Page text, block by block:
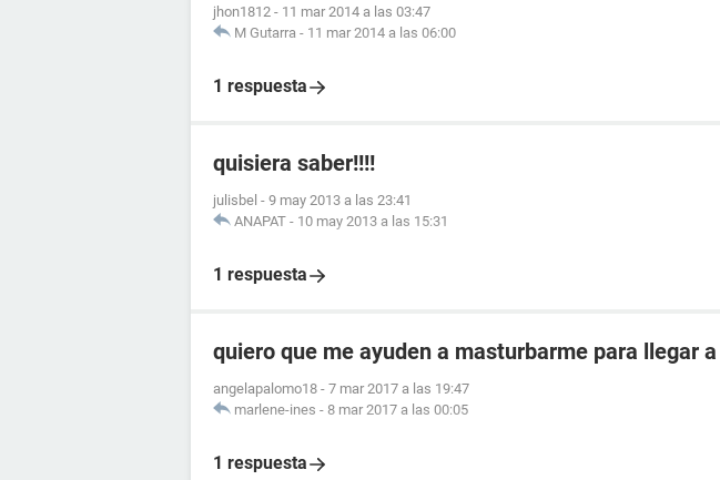
jhon1812 - 11 mar 2014 a las 03:47
M Gutarra - 11 mar 2014 a las 06:00
1 respuesta
quisiera saber!!!!
julisbel - 9 may 2013 a las 23:41
ANAPAT - 10 may 2013 a las 15:31
1 respuesta
quiero que me ayuden a masturbarme para llegar
angelapalomo18 - 7 mar 2017 a las 19:47
marlene-ines - 8 mar 2017 a las 00:05
1 respuesta